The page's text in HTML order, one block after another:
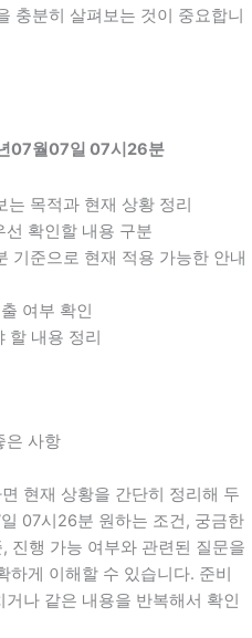
충분히 살펴보는 것이 중요합니
07월07일 07시26분
는 목적과 현재 상황 정리
선 확인할 내용 구분
기준으로 현재 적용 가능한 안내
여부 확인
할 내용 정리
은 사항
현재 상황을 간단히 정리해 두
07시26분 원하는 조건, 궁금한
진행 가능 여부와 관련된 질문을
하게 이해할 수 있습니다. 준비
나 같은 내용을 반복해서 확인